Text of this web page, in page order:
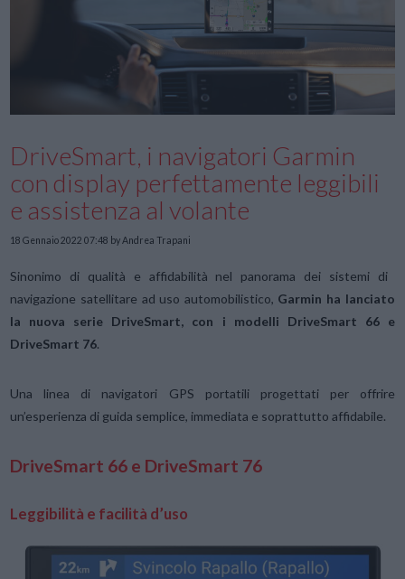
DriveSmart, i navigatori Garmin
con display perfettamente leggibili
e assistenza al volante
18 Gennaio 2022 07:48 by Andrea Trapani
Sinonimo di qualità e affidabilità nel panorama dei sistemi di
navigazione satellitare ad uso automobilistico, Garmin ha lanciato
la nuova serie DriveSmart, con i modelli DriveSmart 66 e
DriveSmart 76.
Una linea di navigatori GPS portatili progettati per offrire
un’esperienza di guida semplice, immediata e soprattutto affidabile.
DriveSmart 66 e DriveSmart 76
Leggibilità e facilità d’uso